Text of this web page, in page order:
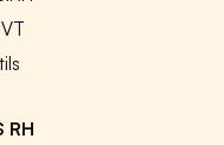
RH